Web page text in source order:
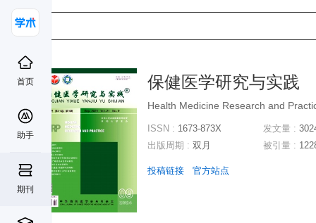
首页
助手
期刊
保健医学研究与实践
Health Medicine Research and
ISSN : 1673-873X
出版周期 : 双月
发文量 :
被引量 :
投稿链接 官方站点